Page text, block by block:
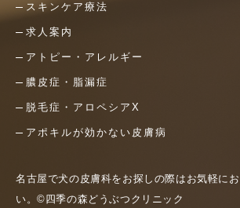
スキンケア療法
求人案内
アトピー・アレルギー
膿皮症・脂漏症
脱毛症・アロペシアX
アポキルが効かない皮膚病
名古屋で犬の皮膚科をお探しの際はお気軽に
い。©四季の森どうぶつクリニック